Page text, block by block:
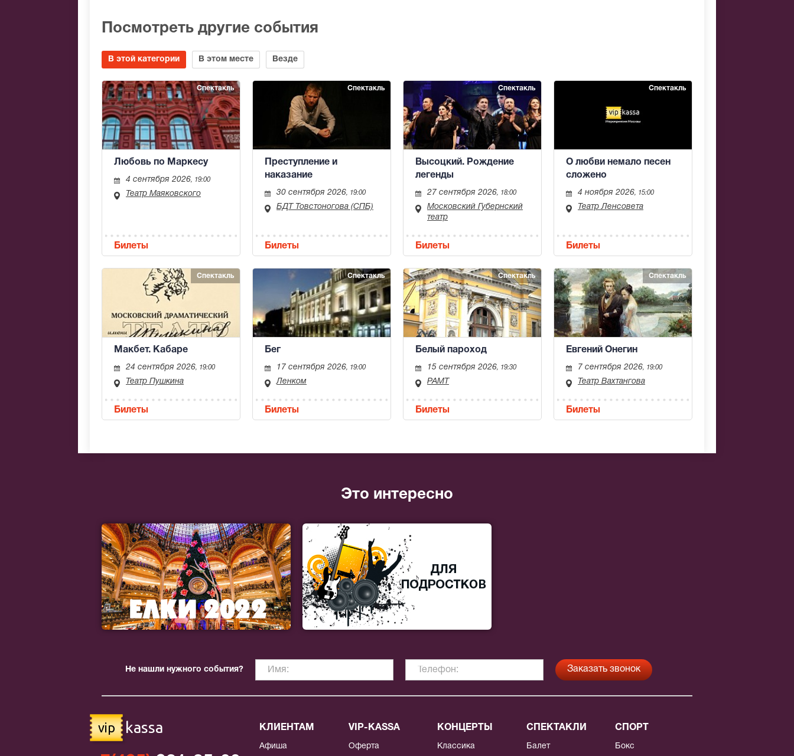
Посмотреть другие события
В этой категории В этом месте Везде
Спектакль
Любовь по Маркесу
4 сентября 2026, 19:00
Театр Маяковского
Билеты
Спектакль
Преступление и
наказание
30 сентября 2026, 19:00
БДТ Товстоногова (СПБ)
Билеты
Спектакль
Высоцкий. Рождение
легенды
27 сентября 2026, 18:00
Московский Губернский
театр
Билеты
Спектакль
О любви немало песен
сложено
4 ноября 2026, 15:00
Театр Ленсовета
Билеты
Спектакль
Макбет. Кабаре
24 сентября 2026, 19:00
Театр Пушкина
Билеты
Спектакль
Бег
17 сентября 2026, 19:00
Ленком
Билеты
Спектакль
Белый пароход
15 сентября 2026, 19:30
РАМТ
Билеты
Спектакль
Евгений Онегин
7 сентября 2026, 19:00
Театр Вахтангова
Билеты
Это интересно
Не нашли нужного события?
vip kassa КЛИЕНТАМ
Афиша
VIP-KASSA
Оферта
КОНЦЕРТЫ
Классика
СПЕКТАКЛИ
Балет
СПОРТ
Бокс